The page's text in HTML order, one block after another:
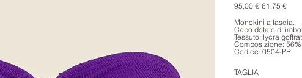
Prezzo
originale
95,00 € Prezzo
scontato
61,75 €
Monokini a fascia.
Capo dotato di
Tessuto: lycra
Composizione:
Codice: 0504-PR
TAGLIA